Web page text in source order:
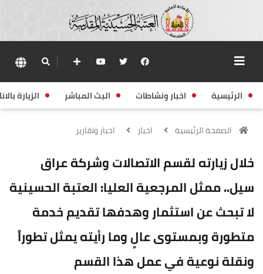
الرئيسية اخبار ونشاطات البث المباشر الزيارة
الصفحة الرئيسية اخبار اخبار وتقارير
خلال زيارته لقسم الاتصالات وشركة عراق
سيل.. ممثل المرجعية العليا: العتبة الحسينية
لا تبحث عن استثمار وهدفها تقديم خدمة
متطورة وبمستوى عالٍ وما رأيته يمثل تطوراً
ونقلة نوعية في عمل هذا القسم